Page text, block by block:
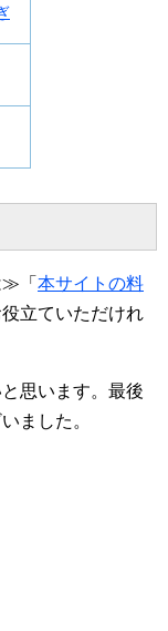
「 本サイトの料
立ていただけれ
思います。最後
ました。